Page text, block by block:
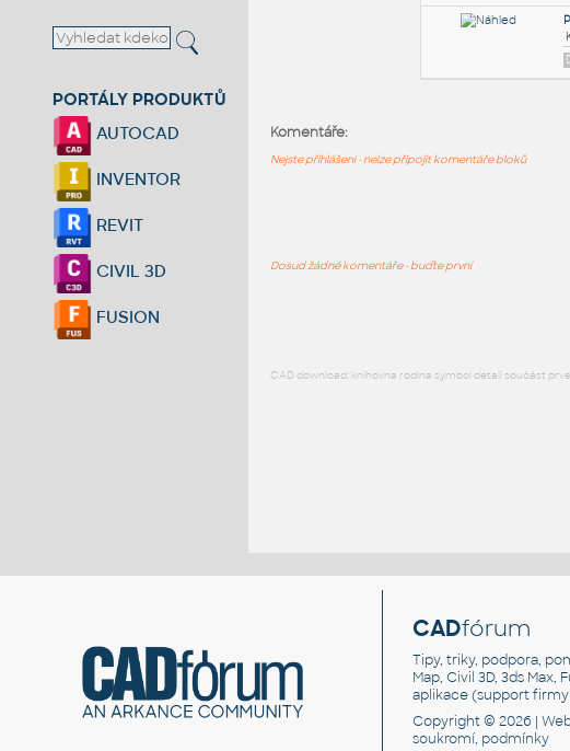
PORTÁLY PRODUKTŮ
AUTOCAD
INVENTOR
REVIT
CIVIL 3D
FUSION
Komentáře:
Nejste přihlášeni - nelze připojit komentáře bloků
Dosud žádné komentáře - buďte první
CAD download: knihovna rodina symbol detail součást
CADfórum
Tipy, triky, podpora,
Map, Civil 3D, 3ds Max,
aplikace (support firmy
Copyright © 2026 |
soukromí, podmínky